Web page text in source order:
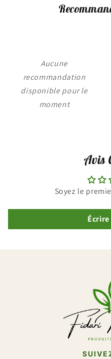
Aucune
recommandation
disponible pour le
moment
Avis
Soyez le